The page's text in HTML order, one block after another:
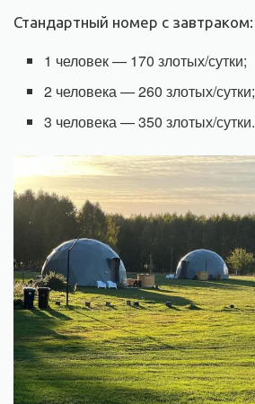
Стандартный номер с завтраком:
1 человек — 170 злотых/сутки;
2 человека — 260 злотых/сутки;
3 человека — 350 злотых/сутки.